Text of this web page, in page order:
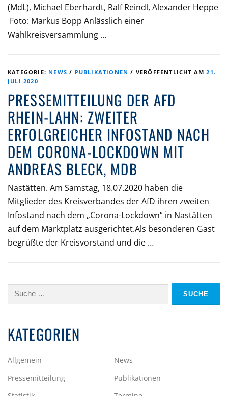
(MdL), Michael Eberhardt, Ralf Reindl, Alexander Heppe
Foto: Markus Bopp Anlässlich einer
Wahlkreisversammlung …
KATEGORIE: NEWS / PUBLIKATIONEN / VERÖFFENTLICHT AM21.
JULI 2020
PRESSEMITTEILUNG DER AFD
RHEIN-LAHN: ZWEITER
ERFOLGREICHER INFOSTAND NACH
DEM CORONA-LOCKDOWN MIT
ANDREAS BLECK, MDB
Nastätten. Am Samstag, 18.07.2020 haben die
Mitglieder des Kreisverbandes der AfD ihren zweiten
Infostand nach dem „Corona-Lockdown“ in Nastätten
auf dem Marktplatz ausgerichtet.Als besonderen Gast
begrüßte der Kreisvorstand und die …
Suche
KATEGORIEN
Allgemein
News
Pressemitteilung
Publikationen